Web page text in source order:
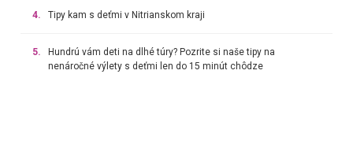
4. Tipy kam s deťmi v Nitrianskom kraji
5.
Hundrú vám deti na dlhé túry? Pozrite si naše tipy na
nenáročné výlety s deťmi len do 15 minút chôdze